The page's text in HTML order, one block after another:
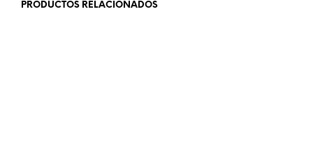
PRODUCTOS RELACIONADOS